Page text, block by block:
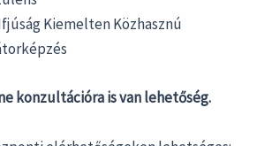
Kiemelten Közhasznú
konzultációra is van lehetőség.